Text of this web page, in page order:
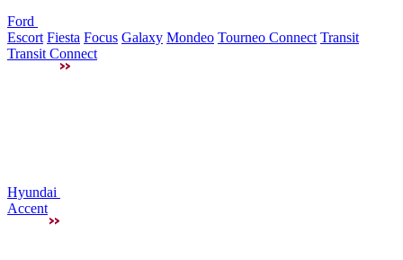
Ford
Escort Fiesta Focus Galaxy Mondeo Tourneo Connect Transit
Transit Connect
Hyundai
Accent